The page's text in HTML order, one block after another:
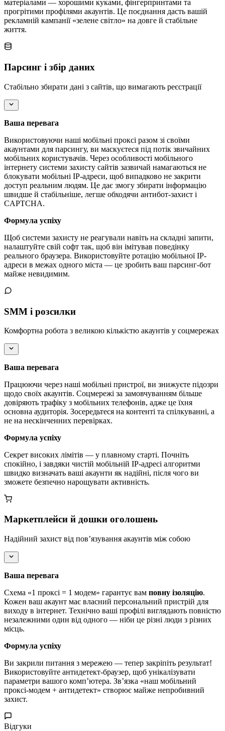
матеріалами — хорошими куками, фінгерпринтами та
прогрітими профілями акаунтів. Це поєднання дасть вашій
рекламній кампанії «зелене світло» на довге й стабільне
життя.
Парсинг і збір даних
Стабільно збирати дані з сайтів, що вимагають реєстрації
Ваша перевага
Використовуючи наші мобільні проксі разом зі своїми
акаунтами для парсингу, ви маскуєтеся під потік звичайних
мобільних користувачів. Через особливості мобільного
інтернету системи захисту сайтів зазвичай намагаються не
блокувати мобільні IP-адреси, щоб випадково не закрити
доступ реальним людям. Це дає змогу збирати інформацію
швидше й стабільніше, легше обходячи антибот-захист і
CAPTCHA.
Формула успіху
Щоб системи захисту не реагували навіть на складні запити,
налаштуйте свій софт так, щоб він імітував поведінку
реального браузера. Використовуйте ротацію мобільної IP-
адреси в межах одного міста — це зробить ваш парсинг-бот
майже невидимим.
SMM і розсилки
Комфортна робота з великою кількістю акаунтів у соцмережах
Ваша перевага
Працюючи через наші мобільні пристрої, ви знижуєте підозри
щодо своїх акаунтів. Соцмережі за замовчуванням більше
довіряють трафіку з мобільних телефонів, адже це їхня
основна аудиторія. Зосередьтеся на контенті та спілкуванні, а
не на нескінченних перевірках.
Формула успіху
Секрет високих лімітів — у плавному старті. Почніть
спокійно, і завдяки чистій мобільній IP-адресі алгоритми
швидко визначать ваші акаунти як надійні, після чого ви
зможете безпечно нарощувати активність.
Маркетплейси й дошки оголошень
Надійний захист від пов’язування акаунтів між собою
Ваша перевага
Схема «1 проксі = 1 модем» гарантує вам повну ізоляцію.
Кожен ваш акаунт має власний персональний пристрій для
виходу в інтернет. Технічно ваші профілі виглядають повністю
незалежними один від одного — ніби це різні люди з різних
місць.
Формула успіху
Ви закрили питання з мережею — тепер закріпіть результат!
Використовуйте антидетект-браузер, щоб унікалізувати
параметри вашого комп’ютера. Зв’язка «наш мобільний
проксі-модем + антидетект» створює майже непробивний
захист.
Відгуки